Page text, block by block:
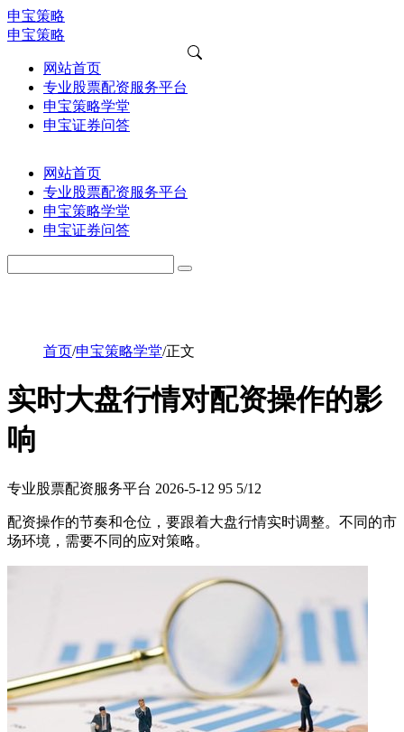
申宝策略
申宝策略
网站首页
专业股票配资服务平台
申宝策略学堂
申宝证券问答
网站首页
专业股票配资服务平台
申宝策略学堂
申宝证券问答
首页/申宝策略学堂/正文
实时大盘行情对配资操作的影
响
专业股票配资服务平台 2026-5-12 95 5/12
配资操作的节奏和仓位，要跟着大盘行情实时调整。不同的市
场环境，需要不同的应对策略。